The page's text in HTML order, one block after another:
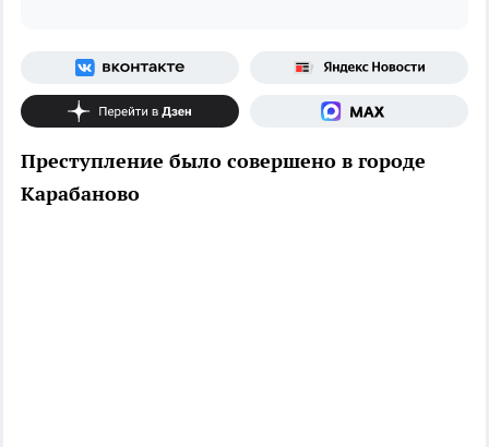
Преступление было совершено в городе
Карабаново